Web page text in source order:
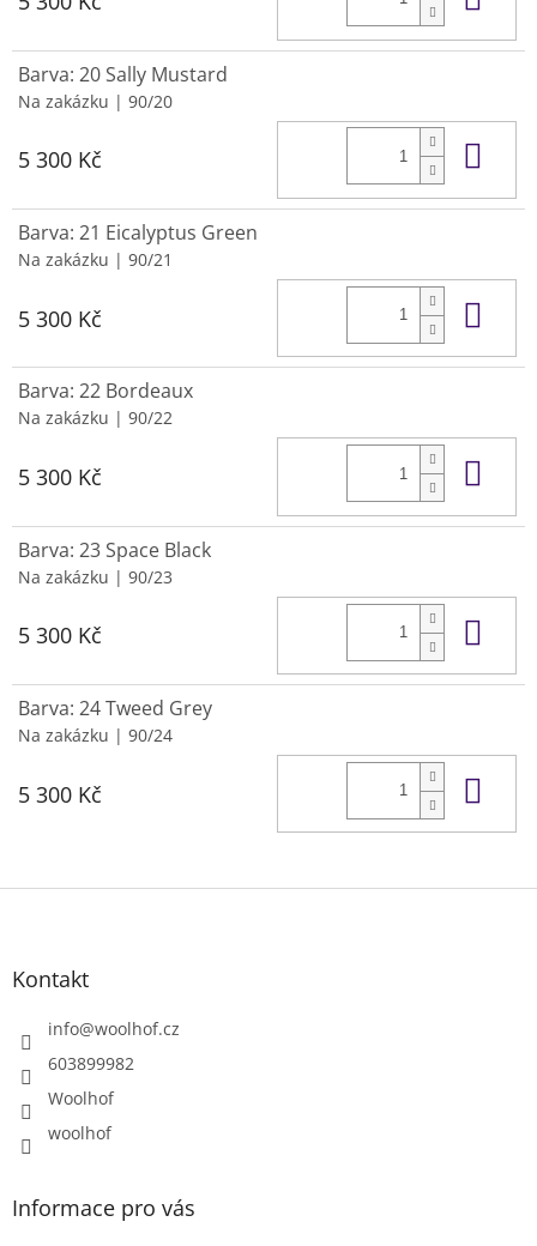
Barva: 20 Sally Mustard
Na zakázku | 90/20
5 300 Kč
Barva: 21 Eicalyptus Green
Na zakázku | 90/21
5 300 Kč
Barva: 22 Bordeaux
Na zakázku | 90/22
5 300 Kč
Barva: 23 Space Black
Na zakázku | 90/23
5 300 Kč
Barva: 24 Tweed Grey
Na zakázku | 90/24
5 300 Kč
Z
Kontakt
info@woolhof.cz
603899982
Woolhof
woolhof
Informace pro vás